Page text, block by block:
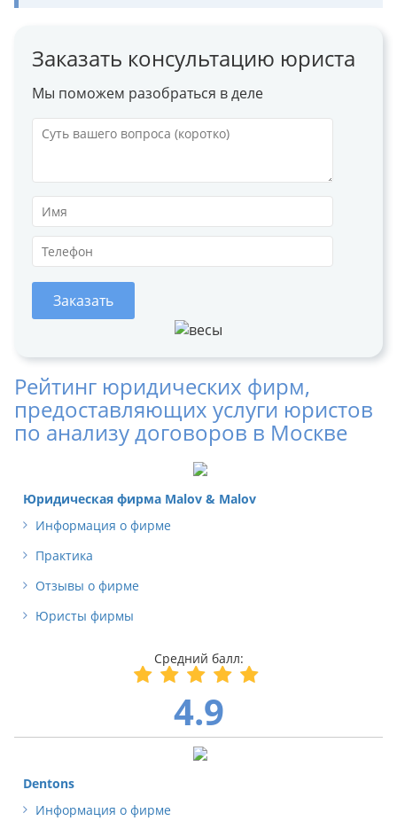
Заказать консультацию юриста
Мы поможем разобраться в деле
Заказать
Рейтинг юридических фирм,
предоставляющих услуги юристов
по анализу договоров в Москве
Юридическая фирма Malov & Malov
Информация о фирме
Практика
Отзывы о фирме
Юристы фирмы
4.9
Dentons
Информация о фирме